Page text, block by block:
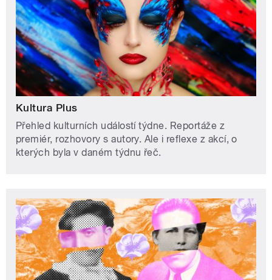
Kultura Plus
Přehled kulturních událostí týdne. Reportáže z
premiér, rozhovory s autory. Ale i reflexe z akcí, o
kterých byla v daném týdnu řeč.